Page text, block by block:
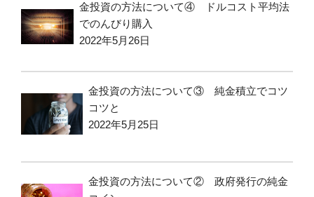
金投資の方法について④ ドルコスト平均法
でのんびり購入
2022年5月26日
金投資の方法について③ 純金積立でコツ
コツと
2022年5月25日
金投資の方法について② 政府発行の純金